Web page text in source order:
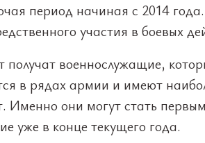
период начиная с 2014
участия в боевых
военнослужащие,
в рядах армии и имеют
Именно они могут стать
уже в конце текущего года.